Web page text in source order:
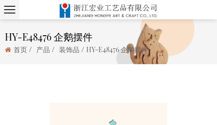
HY-E48476 企鹅摆件
首页 / 产品 / 装饰品 / HY-E48476 企鹅摆件